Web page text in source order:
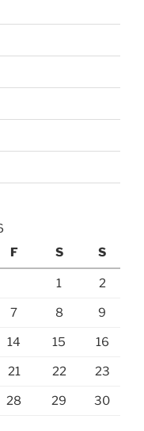
F S S
1 2
7 8 9
14 15 16
21 22 23
28 29 30